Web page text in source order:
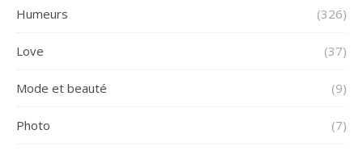
Humeurs (326)
Love (37)
Mode et beauté (9)
Photo (7)